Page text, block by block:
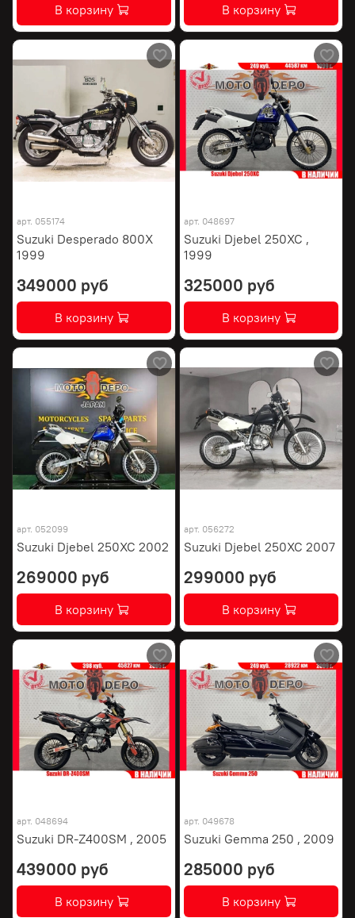
В корзину В корзину
арт. 055174
Suzuki Desperado 800X
1999
349000 руб
В корзину
арт. 048697
Suzuki Djebel 250XC ,
1999
325000 руб
В корзину
арт. 052099
Suzuki Djebel 250XC 2002
269000 руб
В корзину
арт. 056272
Suzuki Djebel 250XC 2007
299000 руб
В корзину
арт. 048694
Suzuki DR-Z400SM , 2005
439000 руб
В корзину
арт. 049678
Suzuki Gemma 250 , 2009
285000 руб
В корзину